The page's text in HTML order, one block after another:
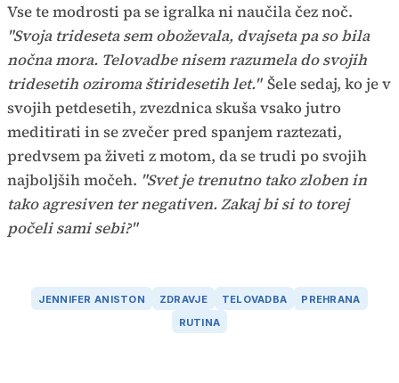
Vse te modrosti pa se igralka ni naučila čez noč.
"Svoja trideseta sem oboževala, dvajseta pa so bila
nočna mora. Telovadbe nisem razumela do svojih
tridesetih oziroma štiridesetih let." Šele sedaj, ko je v
svojih petdesetih, zvezdnica skuša vsako jutro
meditirati in se zvečer pred spanjem raztezati,
predvsem pa živeti z motom, da se trudi po svojih
najboljših močeh. "Svet je trenutno tako zloben in
tako agresiven ter negativen. Zakaj bi si to torej
počeli sami sebi?"
JENNIFER ANISTON ZDRAVJE TELOVADBA
PREHRANA
RUTINA